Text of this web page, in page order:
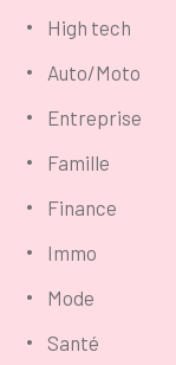
High tech
Auto/Moto
Entreprise
Famille
Finance
Immo
Mode
Santé